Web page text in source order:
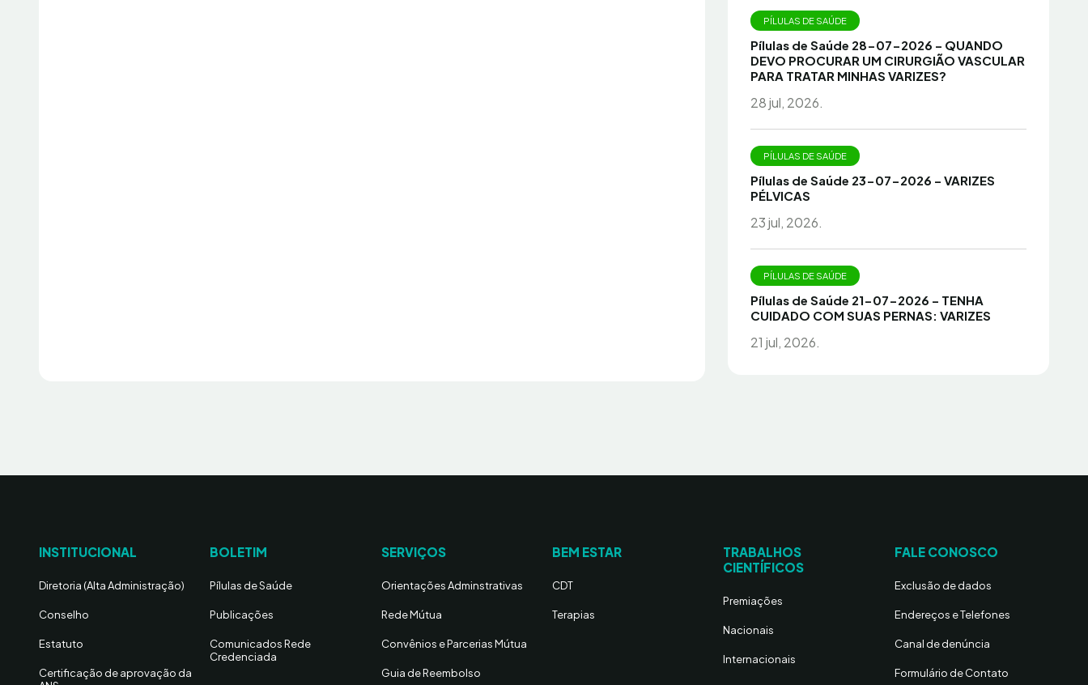
PÍLULAS DE SAÚDE
Pílulas de Saúde 28-07-2026 – QUANDO
DEVO PROCURAR UM CIRURGIÃO VASCULAR
PARA TRATAR MINHAS VARIZES?
28 jul, 2026.
PÍLULAS DE SAÚDE
Pílulas de Saúde 23-07-2026 – VARIZES
PÉLVICAS
23 jul, 2026.
PÍLULAS DE SAÚDE
Pílulas de Saúde 21-07-2026 – TENHA
CUIDADO COM SUAS PERNAS: VARIZES
21 jul, 2026.
INSTITUCIONAL
Diretoria (Alta Administração)
Conselho
Estatuto
Certificação de aprovação da
BOLETIM
Pílulas de Saúde
Publicações
Comunicados Rede
Credenciada
SERVIÇOS
Orientações Adminstrativas
Rede Mútua
Convênios e Parcerias Mútua
Guia de Reembolso
BEM ESTAR
CDT
Terapias
TRABALHOS
CIENTÍFICOS
Premiações
Nacionais
Internacionais
FALE CONOSCO
Exclusão de dados
Endereços e Telefones
Canal de denúncia
Formulário de Contato